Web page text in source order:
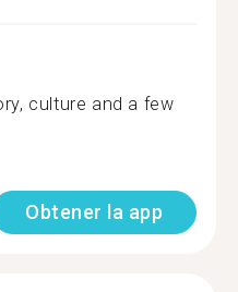
culture and a few
Obtener la app